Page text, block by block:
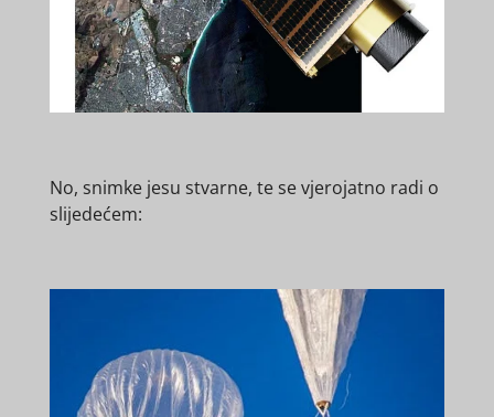
No, snimke jesu stvarne, te se vjerojatno radi o
slijedećem: